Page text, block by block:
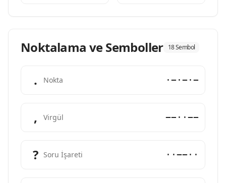
Noktalama ve Semboller 18 Sembol
. Nokta ·−·−·−
, Virgül −−··−−
? Soru İşareti ··−−··